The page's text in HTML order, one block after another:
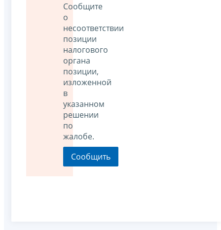
Сообщите
о
несоответствии
позиции
налогового
органа
позиции,
изложенной
в
указанном
решении
по
жалобе.